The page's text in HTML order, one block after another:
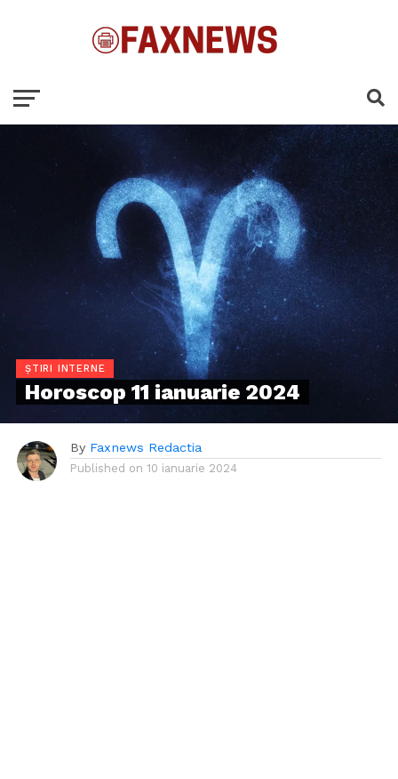
ȘTIRI INTERNE
Horoscop 11 ianuarie 2024
By Faxnews Redactia
Published on 10 ianuarie 2024